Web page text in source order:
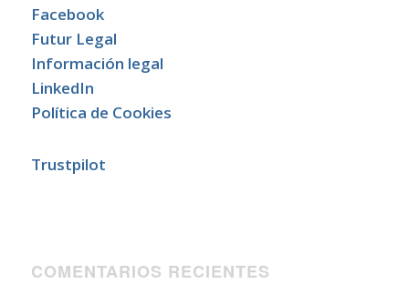
Facebook
Futur Legal
Información legal
LinkedIn
Política de Cookies
Trustpilot
COMENTARIOS RECIENTES